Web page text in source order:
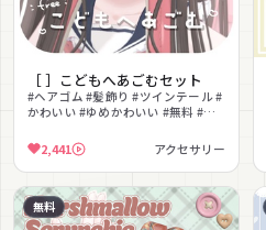
［ ］こどもへあごむセット
#ヘアゴム #髪飾り #ツインテール #
かわいい #ゆめかわいい #無料 #い
2,441 アクセサリー
無料